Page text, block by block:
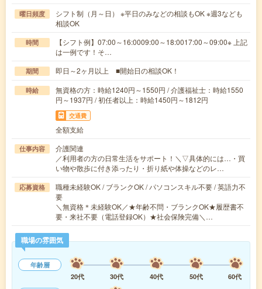
曜日頻度
シフト制（月～日） ※平日のみなどの相談もOK ※週3なども
相談OK
時間
【シフト例】07:00～16:0009:00～18:0017:00～09:00※ 上記
は一例です！そ…
期間 即日～2ヶ月以上 ■開始日の相談OK！
時給
無資格の方：時給1240円～1550円 / 介護福祉士：時給1550
円～1937円 / 初任者以上：時給1450円～1812円
交通費
全額支給
仕事内容
介護関連
／利用者の方の日常生活をサポート！＼▽具体的には…・買
い物や散歩に付き添ったり・折り紙や体操などのレ…
応募資格
職種未経験OK / ブランクOK / パソコンスキル不要 / 英語力不
要
＼無資格＊未経験OK／★年齢不問・ブランクOK★履歴書不
要・来社不要（電話登録OK）★社会保険完備＼…
職場の雰囲気
年齢層
20代
30代 40代 50代
60代